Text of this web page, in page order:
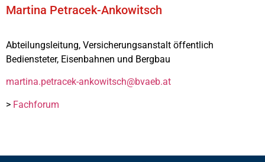
Martina Petracek-Ankowitsch
Abteilungsleitung, Versicherungsanstalt öffentlich
Bediensteter, Eisenbahnen und Bergbau
martina.petracek-ankowitsch@bvaeb.at
> Fachforum